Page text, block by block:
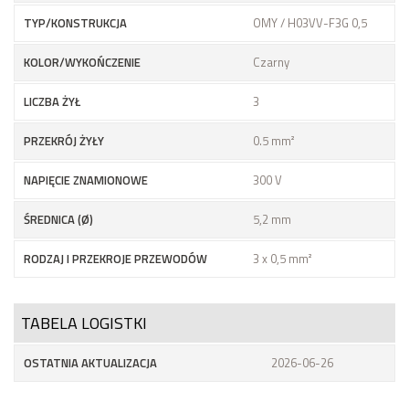
TYP/KONSTRUKCJA OMY / H03VV-F3G 0,5
KOLOR/WYKOŃCZENIE Czarny
LICZBA ŻYŁ 3
PRZEKRÓJ ŻYŁY 0.5 mm²
NAPIĘCIE ZNAMIONOWE 300 V
ŚREDNICA (Ø) 5,2 mm
RODZAJ I PRZEKROJE PRZEWODÓW 3 x 0,5 mm²
TABELA LOGISTKI
OSTATNIA AKTUALIZACJA 2026-06-26